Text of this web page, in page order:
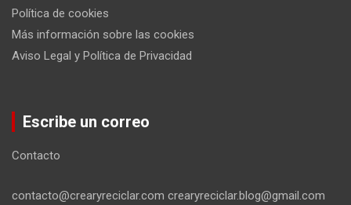
Política de cookies
Más información sobre las cookies
Aviso Legal y Política de Privacidad
Escribe un correo
Contacto
contacto@crearyreciclar.com crearyreciclar.blog@gmail.com